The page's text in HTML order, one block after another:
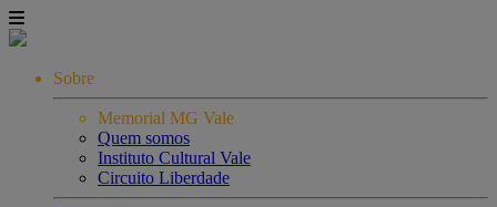
Sobre
Memorial MG Vale
Quem somos
Instituto Cultural Vale
Circuito Liberdade